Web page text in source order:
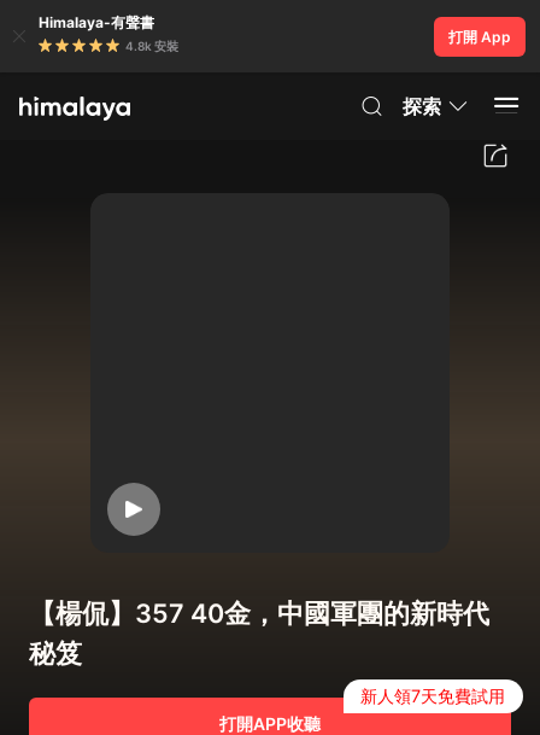
Himalaya-有聲書
4.8k 安裝
打開 App
探索
【楊侃】357 40金，中國軍團的新時代
秘笈
打開APP收聽
新人領7天免費試用